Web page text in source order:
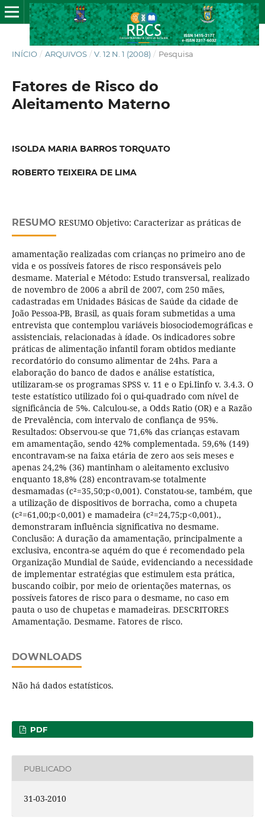
INÍCIO / ARQUIVOS / V. 12 N. 1 (2008) / Pesquisa
Fatores de Risco do
Aleitamento Materno
ISOLDA MARIA BARROS TORQUATO
ROBERTO TEIXEIRA DE LIMA
RESUMO RESUMO Objetivo: Caracterizar as práticas de
amamentação realizadas com crianças no primeiro ano de
vida e os possíveis fatores de risco responsáveis pelo
desmame. Material e Método: Estudo transversal, realizado
de novembro de 2006 a abril de 2007, com 250 mães,
cadastradas em Unidades Básicas de Saúde da cidade de
João Pessoa-PB, Brasil, as quais foram submetidas a uma
entrevista que contemplou variáveis biosociodemográficas e
assistenciais, relacionadas à ídade. Os indicadores sobre
práticas de alimentação infantil foram obtidos mediante
recordatório do consumo alimentar de 24hs. Para a
elaboração do banco de dados e análise estatística,
utilizaram-se os programas SPSS v. 11 e o Epi.Iinfo v. 3.4.3. O
teste estatístico utilizado foi o qui-quadrado com nível de
significância de 5%. Calculou-se, a Odds Ratio (OR) e a Razão
de Prevalência, com intervalo de confiança de 95%.
Resultados: Observou-se que 71,6% das crianças estavam
em amamentação, sendo 42% complementada. 59,6% (149)
encontravam-se na faixa etária de zero aos seis meses e
apenas 24,2% (36) mantinham o aleitamento exclusivo
enquanto 18,8% (28) encontravam-se totalmente
desmamadas (c²=35,50;p<0,001). Constatou-se, também, que
a utilização de dispositivos de borracha, como a chupeta
(c²=61,00;p<0,001) e mamadeira (c²=24,75;p<0,001).,
demonstraram influência significativa no desmame.
Conclusão: A duração da amamentação, principalmente a
exclusiva, encontra-se aquém do que é recomendado pela
Organização Mundial de Saúde, evidenciando a necessidade
de implementar estratégias que estimulem esta prática,
buscando coibir, por meio de orientações maternas, os
possíveis fatores de risco para o desmame, no caso em
pauta o uso de chupetas e mamadeiras. DESCRITORES
Amamentação. Desmame. Fatores de risco.
DOWNLOADS
Não há dados estatísticos.
PDF
PUBLICADO
31-03-2010